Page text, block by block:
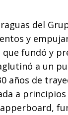
del
y
que fundó y
a un
años de
a